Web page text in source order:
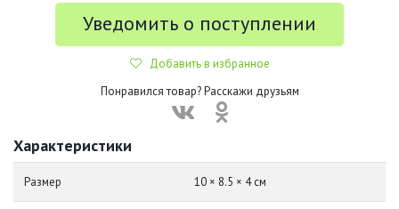
Уведомить о поступлении
Добавить в избранное
Понравился товар? Расскажи друзьям
Характеристики
Размер 10 × 8.5 × 4 см